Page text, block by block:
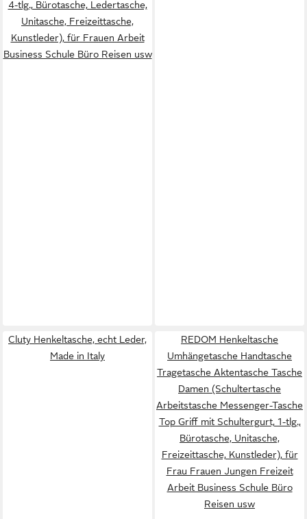
4-tlg., Bürotasche, Ledertasche,
Unitasche, Freizeittasche,
Kunstleder), für Frauen Arbeit
Business Schule Büro Reisen usw
Cluty Henkeltasche, echt Leder,
Made in Italy
REDOM Henkeltasche
Umhängetasche Handtasche
Tragetasche Aktentasche Tasche
Damen (Schultertasche
Arbeitstasche Messenger-Tasche
Top Griff mit Schultergurt, 1-tlg.,
Bürotasche, Unitasche,
Freizeittasche, Kunstleder), für
Frau Frauen Jungen Freizeit
Arbeit Business Schule Büro
Reisen usw